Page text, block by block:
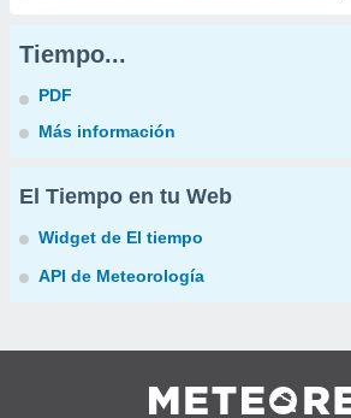
Tiempo...
PDF
Más información
El Tiempo en tu Web
Widget de El tiempo
API de Meteorología